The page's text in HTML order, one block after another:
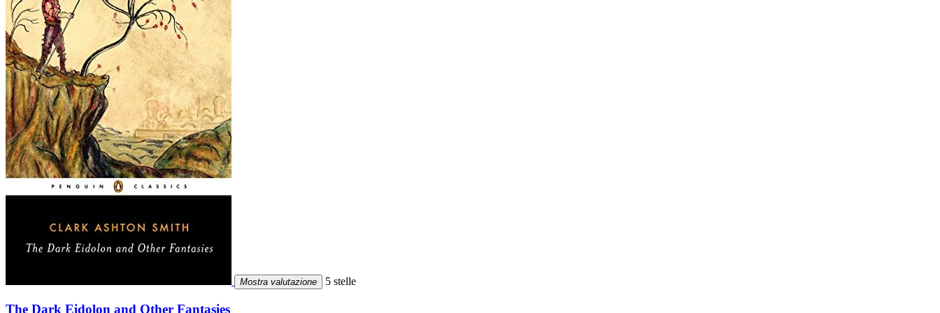
Mostra valutazione 5 stelle
The Dark Eidolon and Other Fantasies